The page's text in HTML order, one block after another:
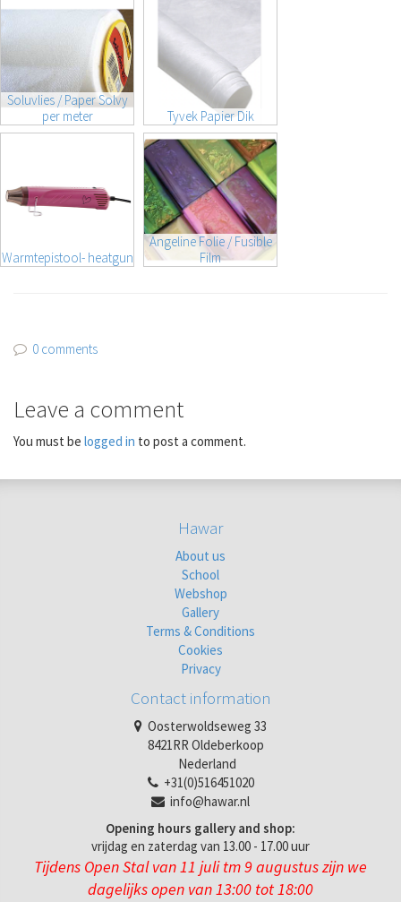
Soluvlies / Paper Solvy
per meter
Tyvek Papier Dik
Warmtepistool- heatgun
Angeline Folie / Fusible
Film
0 comments
Leave a comment
You must be logged in to post a comment.
Hawar
About us
School
Webshop
Gallery
Terms & Conditions
Cookies
Privacy
Contact information
Oosterwoldseweg 33
8421RR Oldeberkoop
Nederland
+31(0)516451020
info@hawar.nl
Opening hours gallery and shop:
vrijdag en zaterdag van 13.00 - 17.00 uur
Tijdens Open Stal van 11 juli tm 9 augustus zijn we
dagelijks open van 13:00 tot 18:00